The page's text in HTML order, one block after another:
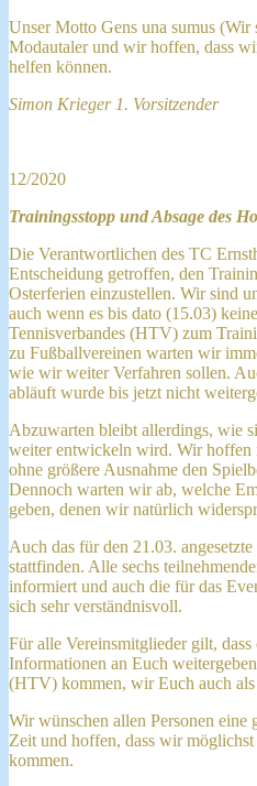
Unser Motto Gens una sumus
Modautaler und wir hoffen, dass
helfen können.
Simon Krieger 1. Vorsitzender
12/2020
Trainingsstopp und Absage des
Die Verantwortlichen des TC
Entscheidung getroffen, den
Osterferien einzustellen. Wir sind
auch wenn es bis dato (15.03)
Tennisverbandes (HTV) zum
zu Fußballvereinen warten wir
wie wir weiter Verfahren sollen.
abläuft wurde bis jetzt nicht
Abzuwarten bleibt allerdings, wie
weiter entwickeln wird. Wir hoffen
ohne größere Ausnahme den
Dennoch warten wir ab, welche
geben, denen wir natürlich
Auch das für den 21.03.
stattfinden. Alle sechs
informiert und auch die für das
sich sehr verständnisvoll.
Für alle Vereinsmitglieder gilt, dass
Informationen an Euch
(HTV) kommen, wir Euch auch als
Wir wünschen allen Personen eine
Zeit und hoffen, dass wir
kommen.